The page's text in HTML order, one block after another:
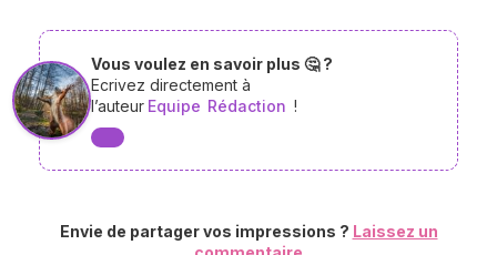
Vous voulez en savoir plus 🤔 ?
Ecrivez directement à
l’auteur Equipe Rédaction !
Envie de partager vos impressions ? Laissez un